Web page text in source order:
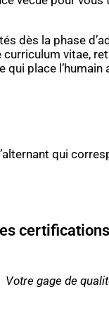
dès la phase
vitae,
place
qui
Votre gage de